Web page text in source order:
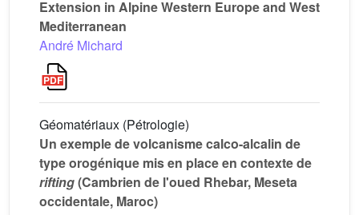
Extension in Alpine Western Europe and West
Mediterranean
André Michard
Géomatériaux (Pétrologie)
Un exemple de volcanisme calco-alcalin de
type orogénique mis en place en contexte de
rifting(Cambrien de l'oued Rhebar, Meseta
occidentale, Maroc)